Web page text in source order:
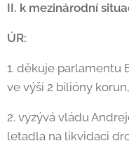
II. k mezinárodní
ÚR:
1. děkuje parlamentu
ve výši 2 bilióny korun,
2. vyzývá vládu
letadla na likvidaci